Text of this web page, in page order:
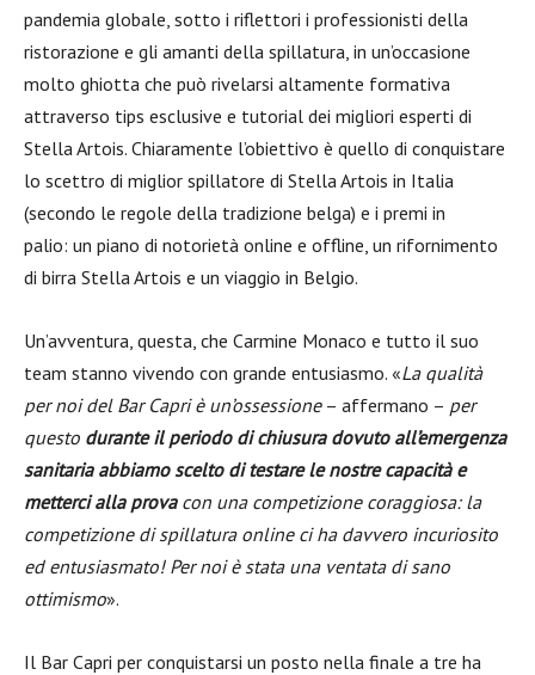
pandemia globale, sotto i riflettori i professionisti della
ristorazione e gli amanti della spillatura, in un’occasione
molto ghiotta che può rivelarsi altamente formativa
attraverso tips esclusive e tutorial dei migliori esperti di
Stella Artois. Chiaramente l’obiettivo è quello di conquistare
lo scettro di miglior spillatore di Stella Artois in Italia
(secondo le regole della tradizione belga) e i premi in
palio: un piano di notorietà online e offline, un rifornimento
di birra Stella Artois e un viaggio in Belgio.
Un’avventura, questa, che Carmine Monaco e tutto il suo
team stanno vivendo con grande entusiasmo. «La qualità
per noi del Bar Capri è un’ossessione– affermano – per
questo durante il periodo di chiusura dovuto all’emergenza
sanitaria abbiamo scelto di testare le nostre capacità e
metterci alla provacon una competizione coraggiosa: la
competizione di spillatura online ci ha davvero incuriosito
ed entusiasmato! Per noi è stata una ventata di sano
ottimismo».
Il Bar Capri per conquistarsi un posto nella finale a tre ha